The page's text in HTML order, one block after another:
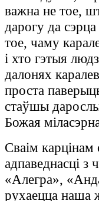
важна не тое,
дарогу да
тое, чаму
і хто гэтыя
далонях
проста
стаўшы
Божая
Сваім
адпаведнасці з
«Алегра»,
рухаецца наша